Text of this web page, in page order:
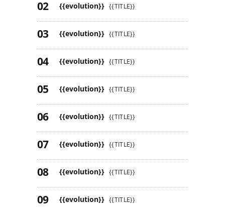
{{evolution}} {{TITLE}}
{{evolution}} {{TITLE}}
{{evolution}} {{TITLE}}
{{evolution}} {{TITLE}}
{{evolution}} {{TITLE}}
{{evolution}} {{TITLE}}
{{evolution}} {{TITLE}}
{{evolution}} {{TITLE}}